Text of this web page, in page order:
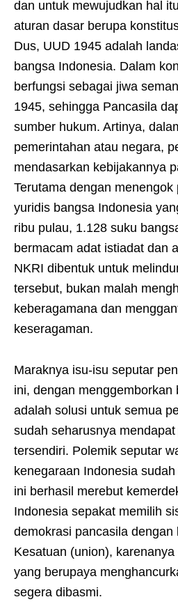
dan untuk mewujudkan hal
aturan dasar berupa
Dus, UUD 1945 adalah
bangsa Indonesia. Dalam
berfungsi sebagai jiwa
1945, sehingga Pancasila
sumber hukum. Artinya,
pemerintahan atau negara,
mendasarkan kebijakannya
Terutama dengan menengok
yuridis bangsa Indonesia
ribu pulau, 1.128 suku
bermacam adat istiadat dan
NKRI dibentuk untuk
tersebut, bukan malah
keberagamana dan
keseragaman.
Maraknya isu-isu seputar
ini, dengan menggemborkan
adalah solusi untuk semua
sudah seharusnya
tersendiri. Polemik seputar
kenegaraan Indonesia
ini berhasil merebut
Indonesia sepakat memilih
demokrasi pancasila dengan
Kesatuan (union),
yang berupaya
segera dibasmi.